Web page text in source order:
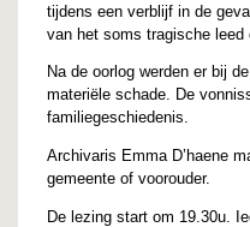
tijdens een verblijf in de
van het soms tragische leed
Na de oorlog werden er bij
materiële schade. De
familiegeschiedenis.
Archivaris Emma D’haene
gemeente of voorouder.
De lezing start om 19.30u.